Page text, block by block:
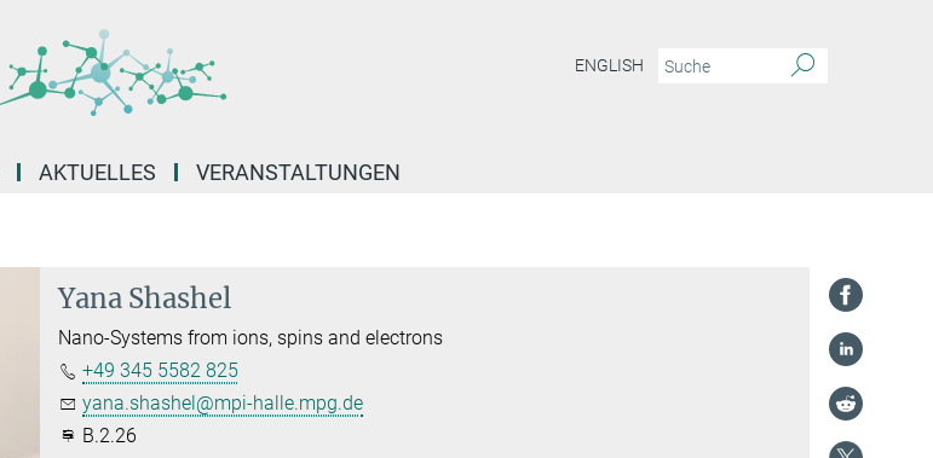
ENGLISH
AKTUELLES VERANSTALTUNGEN
Yana Shashel
Nano-Systems from ions, spins and electrons
+49 345 5582 825
yana.shashel@mpi-halle.mpg.de
B.2.26